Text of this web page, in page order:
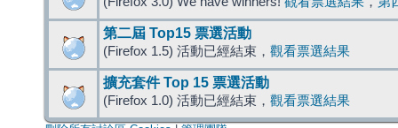
第二屆 Top15 票選活動
(Firefox 1.5) 活動已經結束， 觀看票選結果
擴充套件 Top 15 票選活動
(Firefox 1.0) 活動已經結束， 觀看票選結果